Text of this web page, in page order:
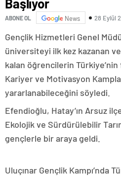
Başlıyor
ABONE OL News 28 Eylül
Gençlik Hizmetleri Genel
üniversiteyi ilk kez kazanan
kalan öğrencilerin
Kariyer ve Motivasyon
yararlanabileceğini söyledi.
Efendioğlu, Hatay’ın Arsuz
Ekolojik ve Sürdürülebilir
gençlerle bir araya geldi.
Uluçınar Gençlik Kampı’nda